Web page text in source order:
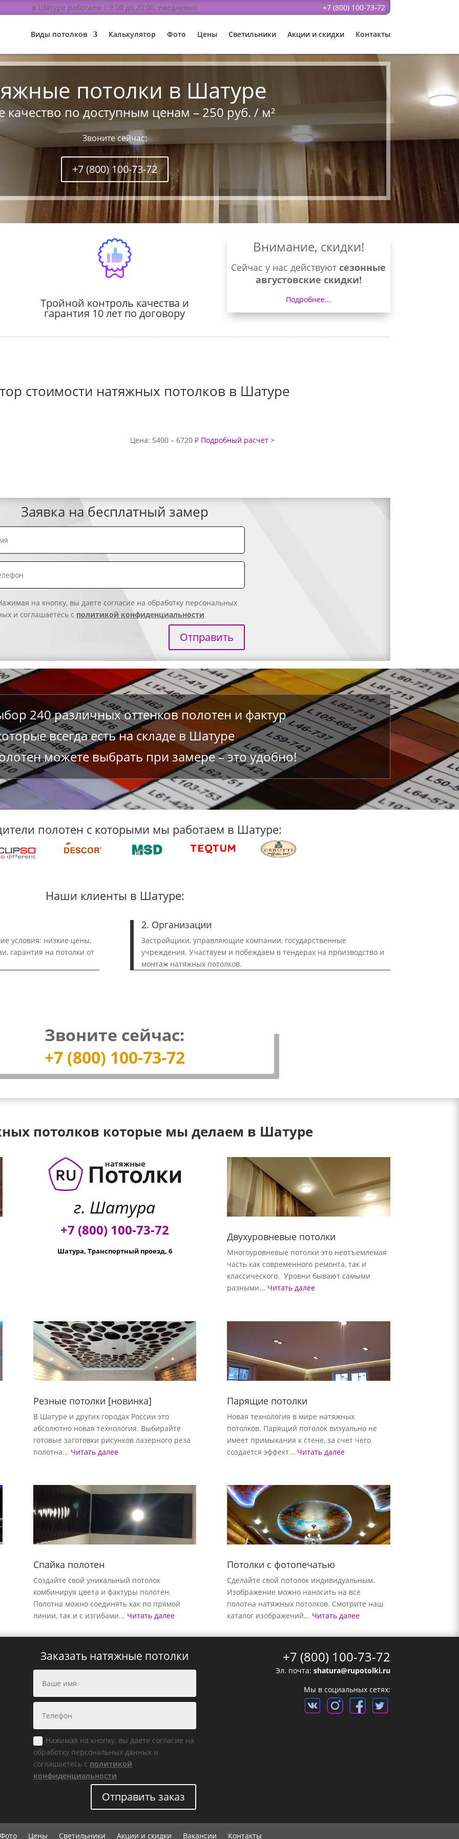
в Шатуре работаем с 9:00 до 20:00, ежедневно +7 (800) 100-73-72
Виды потолков Калькулятор Фото Цены Светильники Акции и скидки Контакты
потолки в Шатуре
качество по доступным ценам – 250 руб. / м²
Звоните сейчас:
+7 (800) 100-73-72
Тройной контроль качества и
гарантия 10 лет по договору
Внимание, скидки!
Сейчас у нас действуютсезонные
августовские скидки!
Подробнее...
стоимости натяжных потолков в Шатуре
Цена: 5400– 6720₽ Подробный расчет >
Заявка на бесплатный замер
на кнопку, вы даете согласие на обработку персональных
и соглашаетесь с политикой конфиденциальности
Отправить
240 различных оттенков полотен и фактур
всегда есть на складе в Шатуре
можете выбрать при замере – это удобно!
полотен с которыми мы работаем в Шатуре:
Наши клиенты в Шатуре:
условия: низкие цены,
гарантия на потолки от
2. Организации
Застройщики, управляющие компании, государственные
учреждения. Участвуем и побеждаем в тендерах на производство и
монтаж натяжных потолков.
Звоните сейчас:
+7 (800) 100-73-72
потолков которые мы делаем в Шатуре
г. Шатура
+7 (800) 100-73-72
Шатура, Транспортный проезд, 6
Двухуровневые потолки
Многоуровневые потолки это неотъемлемая
часть как современного ремонта, так и
классического. Уровни бывают самыми
разными... Читать далее
Резные потолки [новинка]
В Шатуре и других городах России это
абсолютно новая технология. Выбирайте
готовые заготовки рисунков лазерного реза
полотна... Читать далее
Парящие потолки
Новая технология в мире натяжных
потолков. Парящий потолок визуально не
имеет примыкания к стене, за счет чего
создается эффект... Читать далее
Спайка полотен
Создайте свой уникальный потолок
комбинируя цвета и фактуры полотен.
Полотна можно соединять как по прямой
линии, так и с изгибами... Читать далее
Потолки с фотопечатью
Сделайте свой потолок индивидуальным.
Изображение можно наносить на все
полотна натяжных потолков. Смотрите наш
каталог изображений... Читать далее
Заказать натяжные потолки
Нажимая на кнопку, вы даете согласие на
обработку персональных данных и
соглашаетесь с политикой
конфиденциальности
Отправить заказ
+7 (800) 100-73-72
Эл. почта: shatura@rupotolki.ru
Мы в социальных сетях:
Фото Цены Светильники Акции и скидки Вакансии Контакты